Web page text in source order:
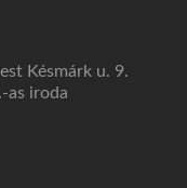
Késmárk u. 9.
as iroda